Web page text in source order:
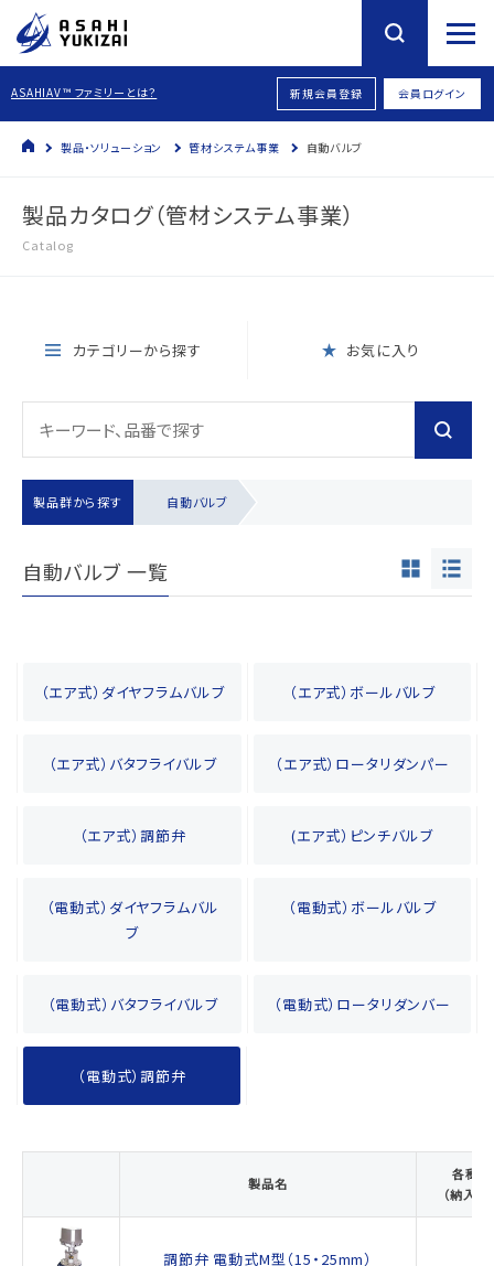
ASAHIAV™ ファミリーとは？ 新規会員登録 会員ログイン
製品・ソリューション 管材システム事業 自動バルブ
製品カタログ（管材システム事業）
Catalog
カテゴリーから探す お気に入り
製品群から探す 自動バルブ
自動バルブ 一覧
（エア式）ダイヤフラムバルブ （エア式）ボールバルブ
（エア式）バタフライバルブ （エア式）ロータリダンパー
（エア式）調節弁 (エア式）ピンチバルブ
（電動式）ダイヤフラムバル
ブ
（電動式）ボールバルブ
（電動式）バタフライバルブ （電動式）ロータリダンバー
（電動式）調節弁
製品名
各種製
（納入
調節弁 電動式M型（15・25mm）